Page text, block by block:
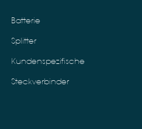
Batterie
Splitter
Kundenspezifische
Steckverbinder